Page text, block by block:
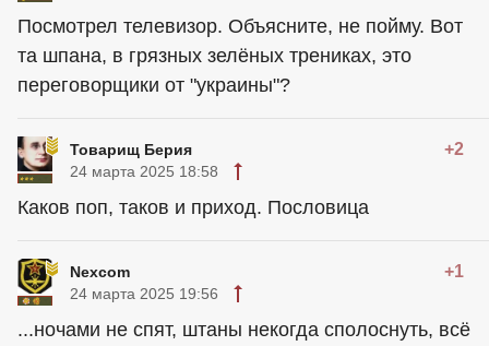
Посмотрел телевизор. Объясните, не пойму. Вот
та шпана, в грязных зелёных трениках, это
переговорщики от "украины"?
Товарищ Берия +2
24 марта 2025 18:58
Каков поп, таков и приход. Пословица
Nexcom +1
24 марта 2025 19:56
...ночами не спят, штаны некогда сполоснуть, всё